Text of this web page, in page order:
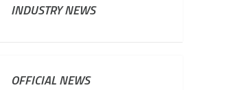
INDUSTRY NEWS
OFFICIAL NEWS